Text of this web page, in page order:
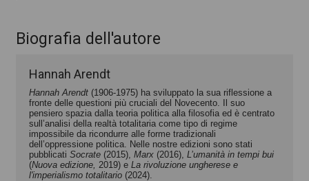
Biografia dell'autore
Hannah Arendt
Hannah Arendt (1906-1975) ha sviluppato la sua riflessione a
fronte delle questioni più cruciali del Novecento. Il suo
pensiero spazia dalla teoria politica alla filosofia ed è centrato
sull’analisi della realtà totalitaria come tipo di regime
impossibile da ricondurre alle forme tradizionali
dell’oppressione politica. Nelle nostre edizioni sono stati
pubblicati Socrate (2015), Marx (2016), L’umanità in tempi bui
(Nuova edizione, 2019) e La rivoluzione ungherese e
l'imperialismo totalitario (2024).